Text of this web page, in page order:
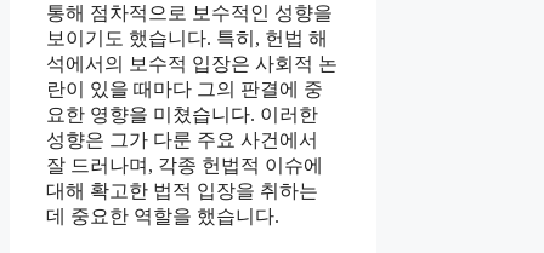
통해 점차적으로 보수적인 성향을
보이기도 했습니다. 특히, 헌법 해
석에서의 보수적 입장은 사회적 논
란이 있을 때마다 그의 판결에 중
요한 영향을 미쳤습니다. 이러한
성향은 그가 다룬 주요 사건에서
잘 드러나며, 각종 헌법적 이슈에
대해 확고한 법적 입장을 취하는
데 중요한 역할을 했습니다.